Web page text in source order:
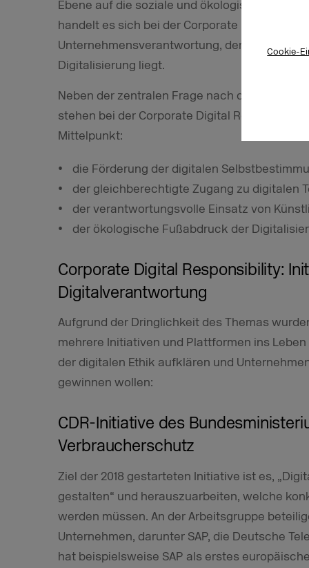
Cookie-
Ebene auf die soziale und ökologische
handelt es sich bei der Corporate Digital
Unternehmensverantwortung, deren
Digitalisierung liegt.
Neben der zentralen Frage nach dem
stehen bei der Corporate Digital
Mittelpunkt:
die Förderung der digitalen
der gleichberechtigte Zugang zu digitalen
der verantwortungsvolle Einsatz von
der ökologische Fußabdruck der
Corporate Digital Responsibility:
Digitalverantwortung
Aufgrund der Dringlichkeit des Themas
mehrere Initiativen und Plattformen ins
der digitalen Ethik aufklären und
gewinnen wollen:
CDR-Initiative des
Verbraucherschutz
Ziel der 2018 gestarteten Initiative ist es,
gestalten“ und herauszuarbeiten, welche
werden müssen. An der Arbeitsgruppe
Unternehmen, darunter SAP, die Deutsche
hat beispielsweise SAP als erstes